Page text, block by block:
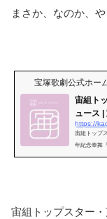
まさか、なのか、
宝塚歌劇公式ホー
宙組ト
ュース |
https://
宙組トップ
年紀念奉舞
（ラズルダ
宙組トップスター